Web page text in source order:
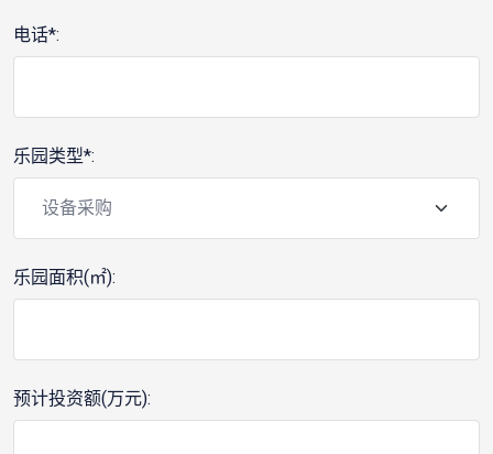
电话*:
乐园类型*:
乐园面积(㎡):
预计投资额(万元):